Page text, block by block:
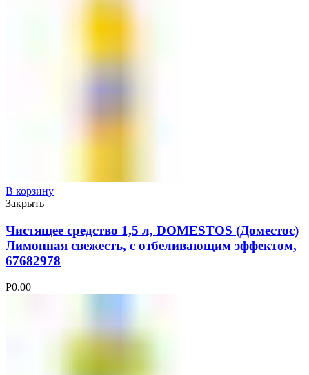
В корзину
Закрыть
Чистящее средство 1,5 л, DOMESTOS (Доместос)
Лимонная свежесть, с отбеливающим эффектом,
67682978
Р0.00